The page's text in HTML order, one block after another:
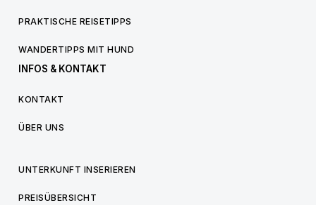
PRAKTISCHE REISETIPPS
WANDERTIPPS MIT HUND
INFOS & KONTAKT
KONTAKT
ÜBER UNS
UNTERKUNFT INSERIEREN
PREISÜBERSICHT